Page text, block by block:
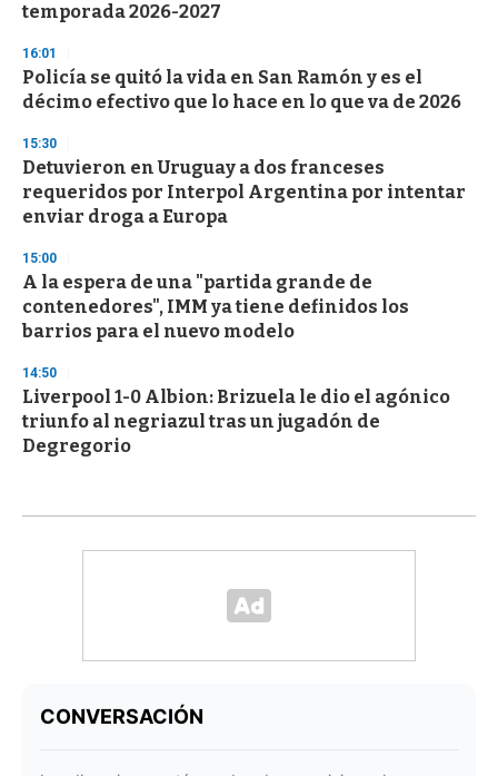
temporada 2026-2027
16:01
Policía se quitó la vida en San Ramón y es el
décimo efectivo que lo hace en lo que va de 2026
15:30
Detuvieron en Uruguay a dos franceses
requeridos por Interpol Argentina por intentar
enviar droga a Europa
15:00
A la espera de una "partida grande de
contenedores", IMM ya tiene definidos los
barrios para el nuevo modelo
14:50
Liverpool 1-0 Albion: Brizuela le dio el agónico
triunfo al negriazul tras un jugadón de
Degregorio